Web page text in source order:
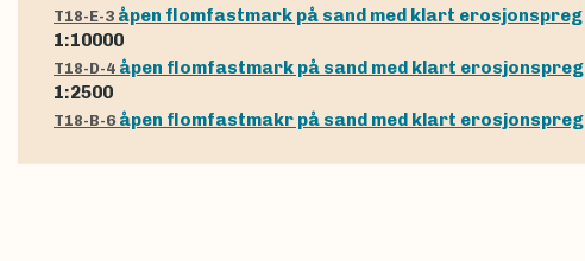
T18-E-3 åpen flomfastmark på sand med klart erosjonspreg
1:10000
T18-D-4 åpen flomfastmark på sand med klart erosjonspreg
1:2500
T18-B-6 åpen flomfastmakr på sand med klart erosjonspreg